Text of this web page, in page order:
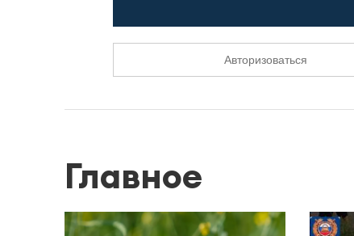
Авторизоваться
Главное